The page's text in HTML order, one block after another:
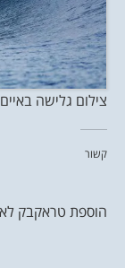
צילום גלישה
קשור
הוספת טראקבק